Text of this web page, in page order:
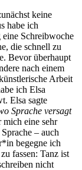
keine
habe ich
Schreibwoche
die schnell zu
Bevor überhaupt
nach einem
Arbeit
ich Elsa
Elsa sagte
Sprache versagt
mich eine sehr
– auch
begegne ich
fassen: Tanz ist
nicht